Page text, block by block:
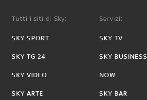
Tutti i siti di Sky:
SKY SPORT
SKY TG 24
SKY VIDEO
SKY ARTE
Servizi:
SKY TV
SKY BUSINESS
NOW
SKY BAR